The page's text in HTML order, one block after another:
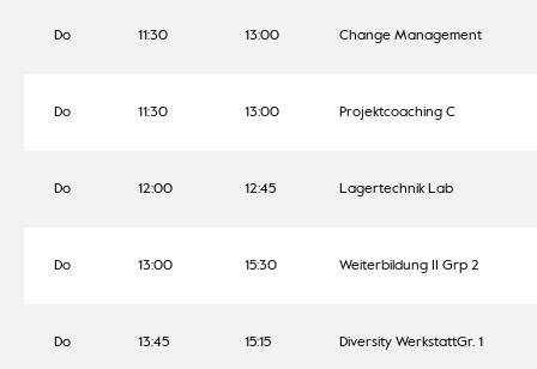
Do 11:30 13:00 Change Management
Do 11:30 13:00 Projektcoaching C
Do 12:00 12:45 Lagertechnik Lab
Do 13:00 15:30 Weiterbildung II Grp 2
Do 13:45 15:15 Diversity WerkstattGr. 1